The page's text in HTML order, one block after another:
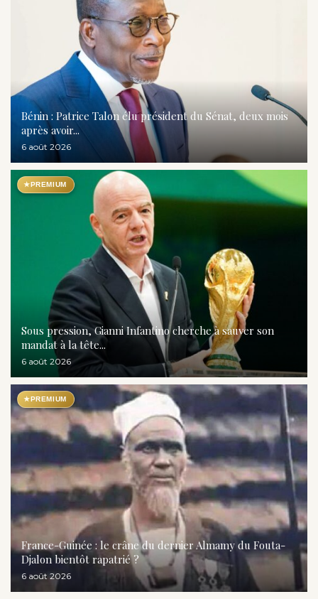
Bénin : Patrice Talon élu président du Sénat, deux mois
après avoir...
6 août 2026
★PREMIUM
Sous pression, Gianni Infantino cherche à sauver son
mandat à la tête...
6 août 2026
★PREMIUM
France-Guinée : le crâne du dernier Almamy du Fouta-
Djalon bientôt rapatrié ?
6 août 2026